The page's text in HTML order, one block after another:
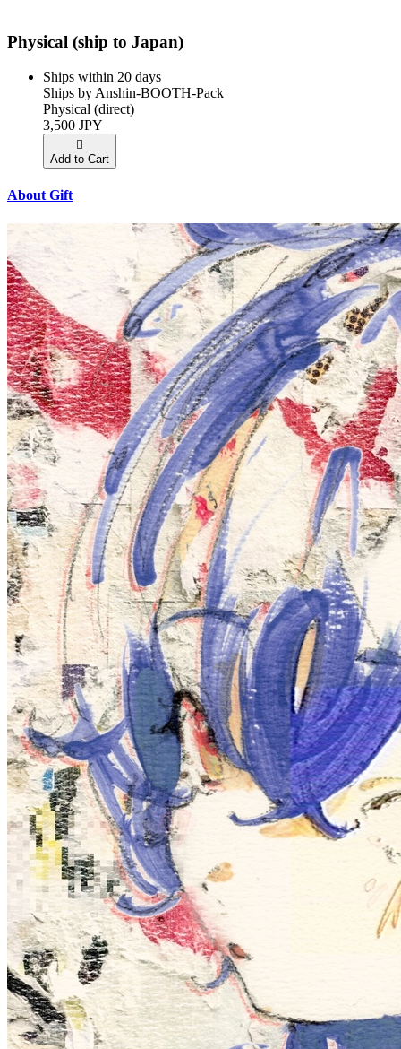
Physical (ship to Japan)
Ships within 20 days
Ships by Anshin-BOOTH-Pack
Physical (direct)
3,500 JPY
Add to Cart
About Gift